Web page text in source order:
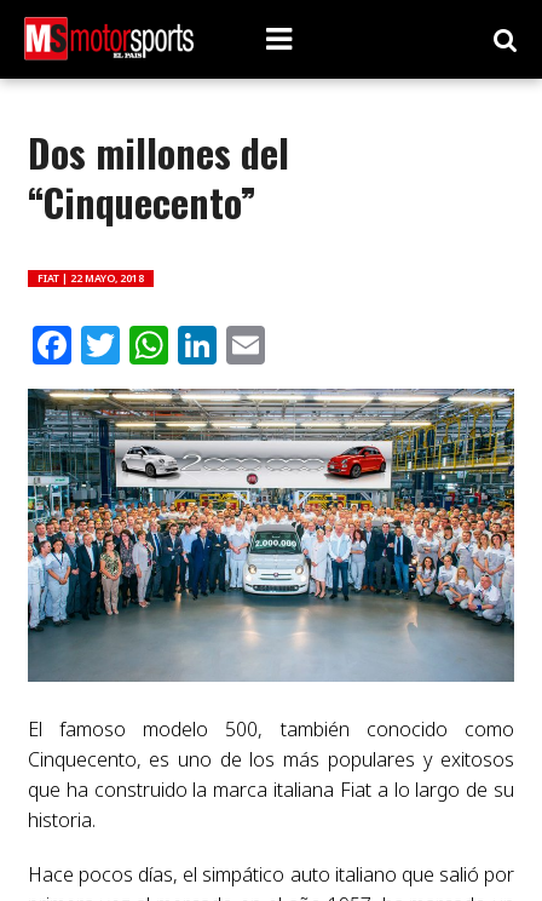
Dos millones del
“Cinquecento”
FIAT | 22 MAYO, 2018
Facebook
Twitter
WhatsApp
LinkedIn
Email
El famoso modelo 500, también conocido como
Cinquecento, es uno de los más populares y exitosos
que ha construido la marca italiana Fiat a lo largo de su
historia.
Hace pocos días, el simpático auto italiano que salió por